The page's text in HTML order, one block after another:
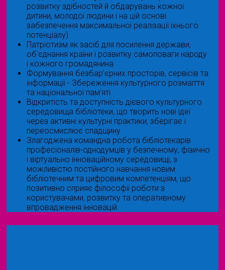
розвитку здібностей й обдарувань кожної
дитини, молодої людини і на цій основі
забезпечення максимальної реалізації їхнього
потенціалу)
Патріотизм як засіб для посилення держави,
об'єднання країни і розвитку самоповаги народу
і кожного громадянина
Формування безбар’єрних просторів, сервісів та
інформації - Збереження культурного розмаїття
та національної пам’яті
Відкритість та доступність дієвого культурного
середовища бібліотеки, що творить нові ідеї
через активні культурні практики, зберігає і
переосмислює спадщину
Злагоджена командна робота бібліотекарів
професіоналів-однодумців у безпечному, фізично
і віртуально інноваційному середовищі, з
можливістю постійного навчання новим
бібліотечним та цифровим компетенціям, що
позитивно сприяє філософії роботи з
користувачами, розвитку та оперативному
впровадження інновацій.